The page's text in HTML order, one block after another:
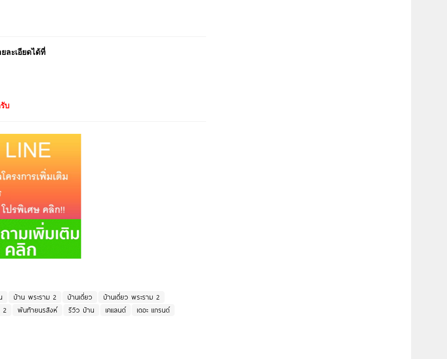
ละเอียดได้ที่
บ
บ้าน พระราม 2 บ้านเดี่ยว
บ้านเดี่ยว พระราม 2
2
พันท้ายนรสิงห์ รีวิว บ้าน เคแลนด์ เดอะ แกรนด์